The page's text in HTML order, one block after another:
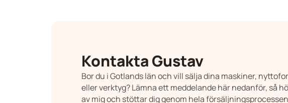
Kontakta Gustav
Bor du i Gotlands län och vill sälja dina maskiner,
eller verktyg? Lämna ett meddelande här nedanför, så
av mig och stöttar dig genom hela